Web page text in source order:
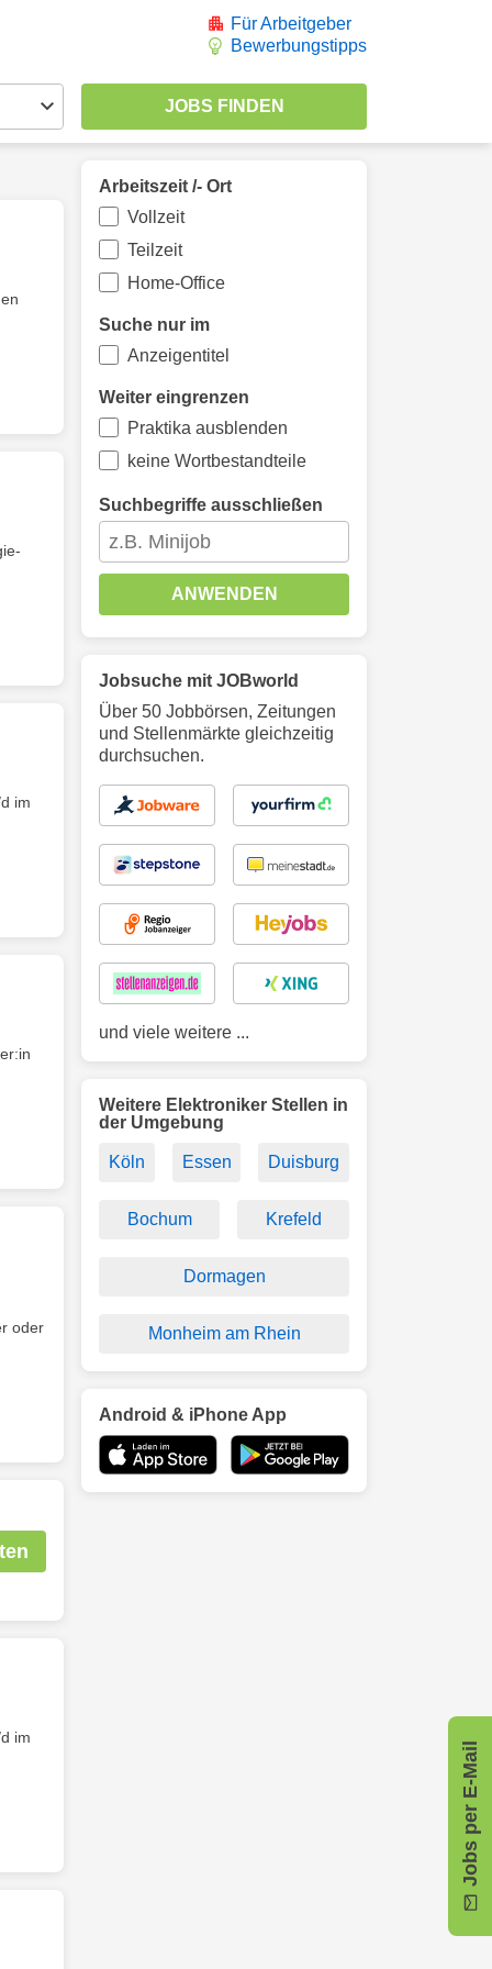
Für Arbeitgeber
Bewerbungstipps
im
oder
im
Jobs per E-Mail
Arbeitszeit /- Ort
Vollzeit
Teilzeit
Home-Office
Suche nur im
Anzeigentitel
Weiter eingrenzen
Praktika ausblenden
keine Wortbestandteile
Suchbegriffe ausschließen
ANWENDEN
Jobsuche mit JOBworld
Über 50 Jobbörsen, Zeitungen
und Stellenmärkte gleichzeitig
durchsuchen.
und viele weitere ...
Weitere Elektroniker Stellen in
der Umgebung
Köln Essen Duisburg
Bochum Krefeld
Dormagen
Monheim am Rhein
Android & iPhone App